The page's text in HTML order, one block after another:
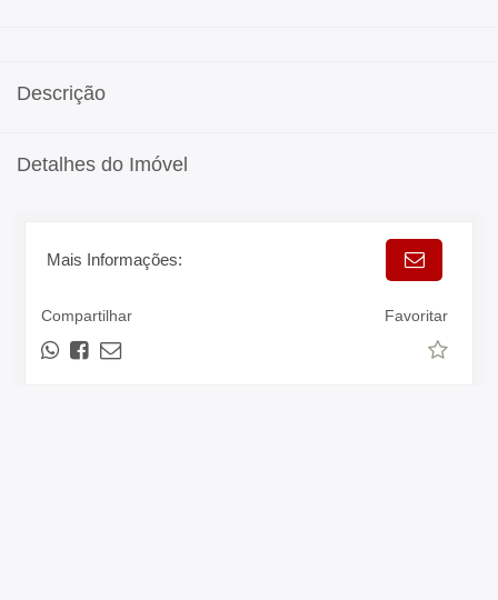
Descrição
Detalhes do Imóvel
Mais Informações:
Compartilhar Favoritar